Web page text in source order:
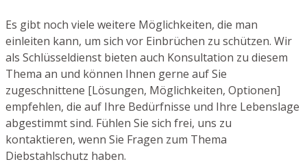
Es gibt noch viele weitere Möglichkeiten, die man
einleiten kann, um sich vor Einbrüchen zu schützen. Wir
als Schlüsseldienst bieten auch Konsultation zu diesem
Thema an und können Ihnen gerne auf Sie
zugeschnittene [Lösungen, Möglichkeiten, Optionen]
empfehlen, die auf Ihre Bedürfnisse und Ihre Lebenslage
abgestimmt sind. Fühlen Sie sich frei, uns zu
kontaktieren, wenn Sie Fragen zum Thema
Diebstahlschutz haben.